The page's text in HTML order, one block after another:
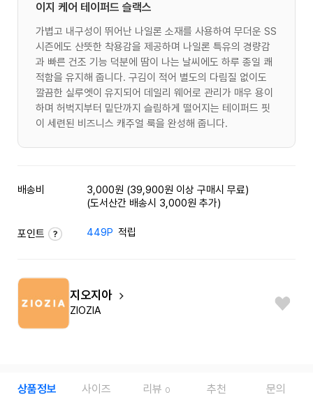
이지 케어 테이퍼드 슬랙스
가볍고 내구성이 뛰어난 나일론 소재를 사용하여 무더운 SS
시즌에도 산뜻한 착용감을 제공하며 나일론 특유의 경량감
과 빠른 건조 기능 덕분에 땀이 나는 날씨에도 하루 종일 쾌
적함을 유지해 줍니다. 구김이 적어 별도의 다림질 없이도
깔끔한 실루엣이 유지되어 데일리 웨어로 관리가 매우 용이
하며 허벅지부터 밑단까지 슬림하게 떨어지는 테이퍼드 핏
이 세련된 비즈니스 캐주얼 룩을 완성해 줍니다.
배송비
3,000원 (39,900원 이상 구매시 무료)
(도서산간 배송시 3,000원 추가)
포인트 449P 적립
지오지아
ZIOZIA
상품정보 사이즈 리뷰 0 추천 문의